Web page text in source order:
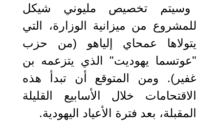
وسيتم تخصيص مليوني شيكل
للمشروع من ميزانية الوزارة، التي
يتولاها عمحاي إلياهو (من حزب
"عوتسما يهوديت" الذي يتزعمه بن
غفير). ومن المتوقع أن تبدأ هذه
الاقتحامات خلال الأسابيع القليلة
المقبلة، بعد فترة الأعياد اليهودية.